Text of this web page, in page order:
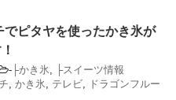
でピタヤを使ったかき氷が
- ├かき氷
├スイーツ情報
かき氷 テレビ
ドラゴンフルー